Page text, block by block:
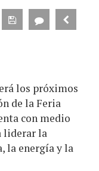
los próximos
de la Feria
con medio
liderar la
la energía y la